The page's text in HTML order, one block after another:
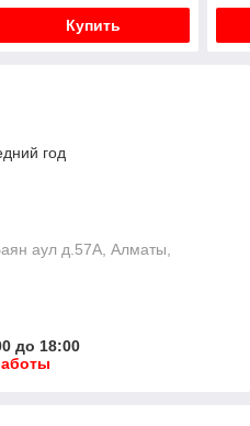
Купить
год
аул д.57А, Алматы,
до 18:00